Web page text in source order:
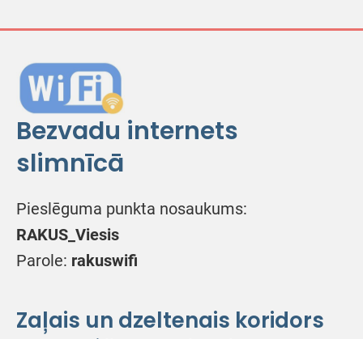
Bezvadu internets
slimnīcā
Pieslēguma punkta nosaukums:
RAKUS_Viesis
Parole: rakuswifi
Zaļais un dzeltenais koridors